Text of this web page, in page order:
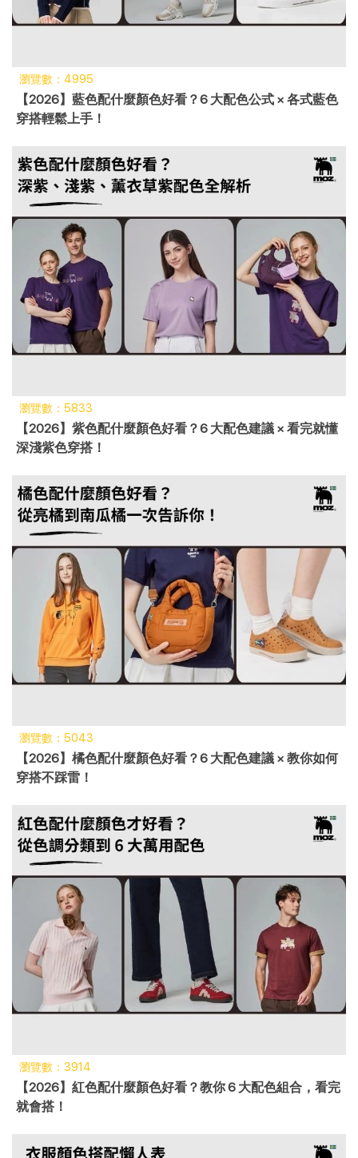
瀏覽數：4995
【2026】藍色配什麼顏色好看？6 大配色公式 × 各式藍色
穿搭輕鬆上手！
瀏覽數：5833
【2026】紫色配什麼顏色好看？6 大配色建議 × 看完就懂
深淺紫色穿搭！
瀏覽數：5043
【2026】橘色配什麼顏色好看？6 大配色建議 × 教你如何
穿搭不踩雷！
瀏覽數：3914
【2026】紅色配什麼顏色好看？教你 6 大配色組合，看完
就會搭！